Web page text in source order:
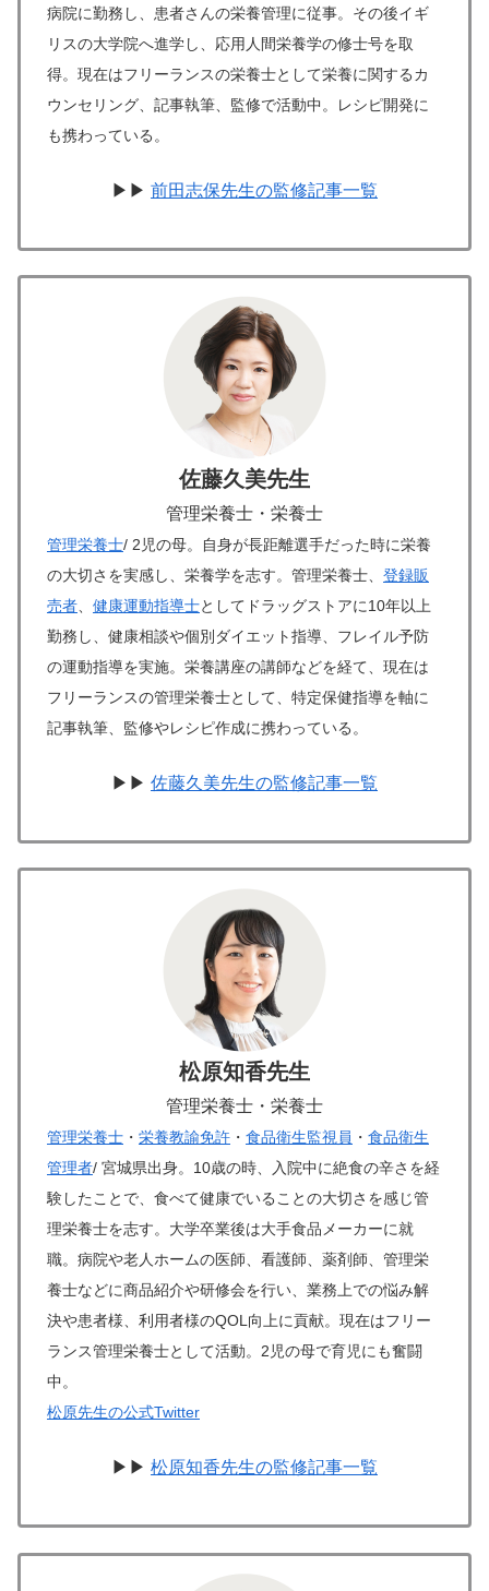
病院に勤務し、患者さんの栄養管理に従事。その後イギ
リスの大学院へ進学し、応用人間栄養学の修士号を取
得。現在はフリーランスの栄養士として栄養に関するカ
ウンセリング、記事執筆、監修で活動中。レシピ開発に
も携わっている。
▶▶ 前田志保先生の監修記事一覧
佐藤久美先生
管理栄養士・栄養士
管理栄養士/ 2児の母。自身が長距離選手だった時に栄養
の大切さを実感し、栄養学を志す。管理栄養士、 登録販
売者、 健康運動指導士としてドラッグストアに10年以上
勤務し、健康相談や個別ダイエット指導、フレイル予防
の運動指導を実施。栄養講座の講師などを経て、現在は
フリーランスの管理栄養士として、特定保健指導を軸に
記事執筆、監修やレシピ作成に携わっている。
▶▶ 佐藤久美先生の監修記事一覧
松原知香先生
管理栄養士・栄養士
管理栄養士 ・ 栄養教諭免許 ・ 食品衛生監視員 ・ 食品衛生
管理者/ 宮城県出身。10歳の時、入院中に絶食の辛さを経
験したことで、食べて健康でいることの大切さを感じ管
理栄養士を志す。大学卒業後は大手食品メーカーに就
職。病院や老人ホームの医師、看護師、薬剤師、管理栄
養士などに商品紹介や研修会を行い、業務上での悩み解
決や患者様、利用者様のQOL向上に貢献。現在はフリー
ランス管理栄養士として活動。2児の母で育児にも奮闘
中。
松原先生の公式Twitter
▶▶ 松原知香先生の監修記事一覧